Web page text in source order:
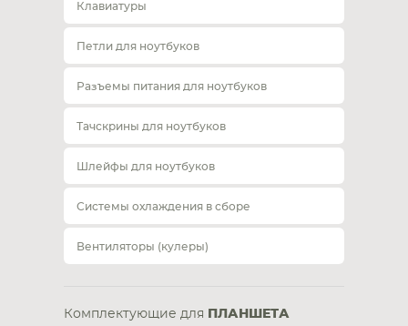
Клавиатуры
Петли для ноутбуков
Разъемы питания для ноутбуков
Тачскрины для ноутбуков
Шлейфы для ноутбуков
Системы охлаждения в сборе
Вентиляторы (кулеры)
Комплектующие для ПЛАНШЕТА